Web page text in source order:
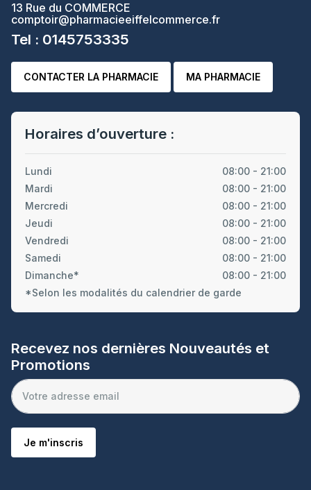
13 Rue du COMMERCE
comptoir@pharmacieeiffelcommerce.fr
Tel : 0145753335
CONTACTER LA PHARMACIE MA PHARMACIE
Horaires d’ouverture :
Lundi
08:00 - 21:00
Mardi
08:00 - 21:00
Mercredi
08:00 - 21:00
Jeudi
08:00 - 21:00
Vendredi
08:00 - 21:00
Samedi
08:00 - 21:00
Dimanche*
08:00 - 21:00
*Selon les modalités du calendrier de garde
Recevez nos dernières Nouveautés et
Promotions
Je m'inscris